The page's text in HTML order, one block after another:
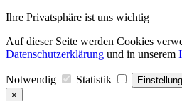
Ihre Privatsphäre ist uns wichtig
Auf dieser Seite werden Cookies
Datenschutzerklärung und in unserem
Notwendig Statistik
×